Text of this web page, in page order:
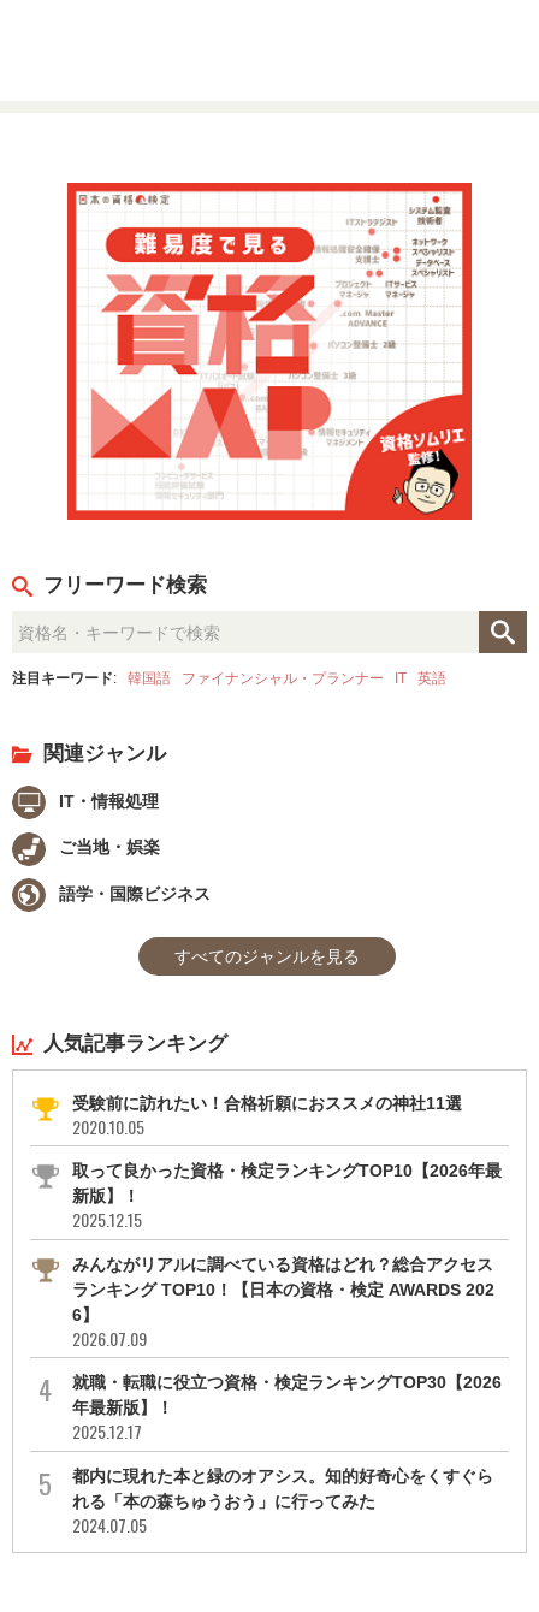
フリーワード検索
注目キーワード: 韓国語 ファイナンシャル・プランナー IT 英語
関連ジャンル
IT・情報処理
ご当地・娯楽
語学・国際ビジネス
すべてのジャンルを見る
人気記事ランキング
受験前に訪れたい！合格祈願におススメの神社11選
2020.10.05
取って良かった資格・検定ランキングTOP10【2026年最
新版】！
2025.12.15
みんながリアルに調べている資格はどれ？総合アクセス
ランキング TOP10！【日本の資格・検定 AWARDS 202
6】
2026.07.09
就職・転職に役立つ資格・検定ランキングTOP30【2026
年最新版】！
2025.12.17
都内に現れた本と緑のオアシス。知的好奇心をくすぐら
れる「本の森ちゅうおう」に行ってみた
2024.07.05